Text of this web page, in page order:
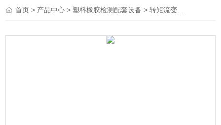
首页> 产品中心 > 塑料橡胶检测配套设备 >转矩流变仪